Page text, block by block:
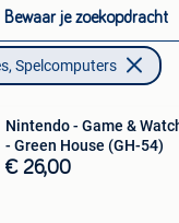
Bewaar je zoekopdracht
Spelcomputers
Nintendo - Game &
- Green House (GH-54)
€ 26,00